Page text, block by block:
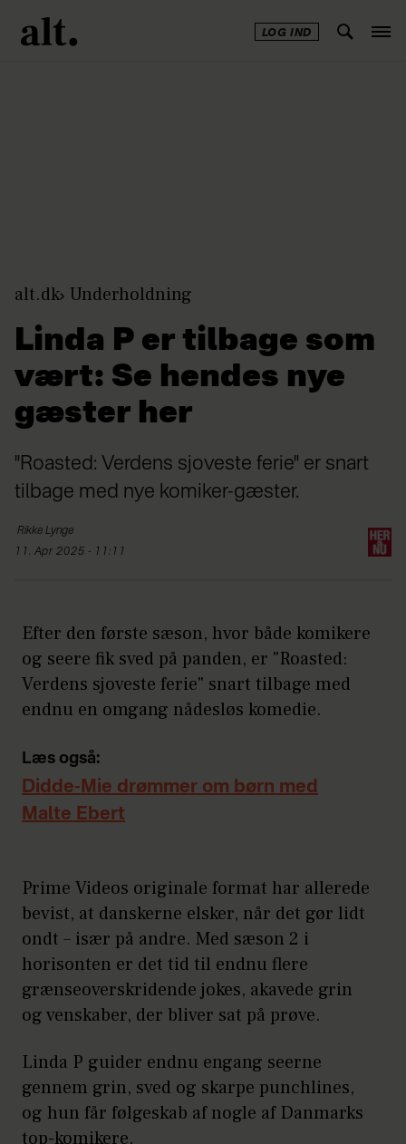
LOG IND
alt.dk Underholdning
Linda P er tilbage som
vært: Se hendes nye
gæster her
"Roasted: Verdens sjoveste ferie" er snart
tilbage med nye komiker-gæster.
Rikke Lynge
11. Apr 2025 - 11:11
Efter den første sæson, hvor både komikere
og seere fik sved på panden, er "Roasted:
Verdens sjoveste ferie" snart tilbage med
endnu en omgang nådesløs komedie.
Læs også:
Didde-Mie drømmer om børn med
Malte Ebert
Prime Videos originale format har allerede
bevist, at danskerne elsker, når det gør lidt
ondt – især på andre. Med sæson 2 i
horisonten er det tid til endnu flere
grænseoverskridende jokes, akavede grin
og venskaber, der bliver sat på prøve.
Linda P guider endnu engang seerne
gennem grin, sved og skarpe punchlines,
og hun får følgeskab af nogle af Danmarks
top-komikere.